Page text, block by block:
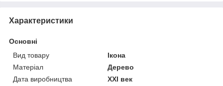
Характеристики
Основні
Вид товару
Ікона
Матеріал
Дерево
Дата виробництва
XXI век